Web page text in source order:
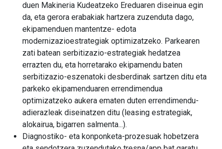
duen Makineria Kudeatzeko Ereduaren diseinua egin
da, eta gerora erabakiak hartzera zuzenduta dago,
ekipamenduen mantentze- edota
modernizazioestrategiak optimizatzeko. Parkearen
zati batean serbitizazio-estrategiak hedatzea
errazten du, eta horretarako ekipamendu baten
serbitizazio-eszenatoki desberdinak sartzen ditu eta
parkeko ekipamenduaren errendimendua
optimizatzeko aukera ematen duten errendimendu-
adierazleak diseinatzen ditu (leasing estrategiak,
alokairua, bigarren salmenta...).
Diagnostiko- eta konponketa-prozesuak hobetzera